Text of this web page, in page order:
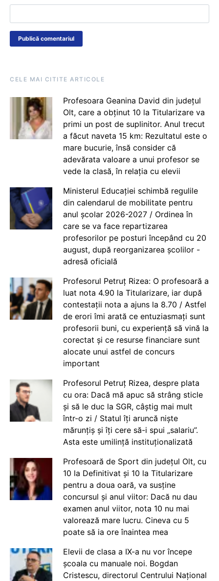
CELE MAI CITITE ARTICOLE
Profesoara Geanina David din județul
Olt, care a obținut 10 la Titularizare va
primi un post de suplinitor. Anul trecut
a făcut naveta 15 km: Rezultatul este o
mare bucurie, însă consider că
adevărata valoare a unui profesor se
vede la clasă, în relația cu elevii
Ministerul Educației schimbă regulile
din calendarul de mobilitate pentru
anul școlar 2026-2027 / Ordinea în
care se va face repartizarea
profesorilor pe posturi începând cu 20
august, după reorganizarea școlilor -
adresă oficială
Profesorul Petruț Rizea: O profesoară a
luat nota 4.90 la Titularizare, iar după
contestații nota a ajuns la 8.70 / Astfel
de erori îmi arată ce entuziasmați sunt
profesorii buni, cu experiență să vină la
corectat și ce resurse financiare sunt
alocate unui astfel de concurs
important
Profesorul Petruț Rizea, despre plata
cu ora: Dacă mă apuc să strâng sticle
și să le duc la SGR, câștig mai mult
într-o zi / Statul îți aruncă niște
mărunțiș și îți cere să-i spui „salariu”.
Asta este umilință instituționalizată
Profesoară de Sport din județul Olt, cu
10 la Definitivat și 10 la Titularizare
pentru a doua oară, va susține
concursul și anul viitor: Dacă nu dau
examen anul viitor, nota 10 nu mai
valorează mare lucru. Cineva cu 5
poate să ia ore înaintea mea
Elevii de clasa a IX-a nu vor începe
școala cu manuale noi. Bogdan
Cristescu, directorul Centrului Național